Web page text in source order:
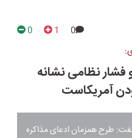
0
1
0
نظامی نشانه
آمریکاست
طرح همزمان ادعای مذاکره